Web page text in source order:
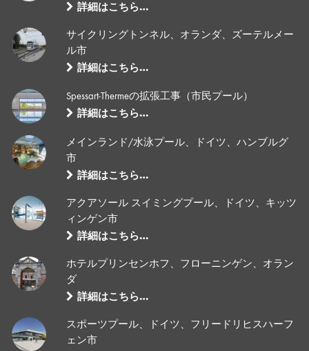
詳細はこちら…
サイクリングトンネル、オランダ、ズーテルメー
ル市
詳細はこちら…
Spessart-Thermeの拡張工事（市民プール）
詳細はこちら…
メインランド/水泳プール、ドイツ、ハンブルグ
市
詳細はこちら…
アクアソール スイミングプール、ドイツ、キッツ
ィンゲン市
詳細はこちら…
ホテルプリンセンホフ、フローニンゲン、オラン
ダ
詳細はこちら…
スポーツプール、ドイツ、フリードリヒスハーフ
ェン市